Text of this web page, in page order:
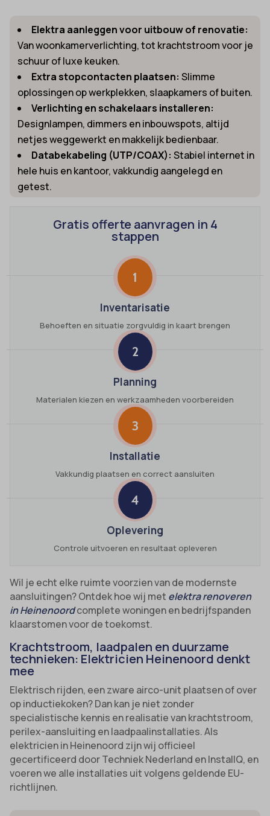
Elektra aanleggen voor uitbouw of renovatie:
Van woonkamerverlichting, tot krachtstroom voor je
schuur of luxe keuken.
Extra stopcontacten plaatsen: Slimme
oplossingen op werkplekken, slaapkamers of buiten.
Verlichting en schakelaars installeren:
Designlampen, dimmers en inbouwspots, altijd
netjes weggewerkt en makkelijk bedienbaar.
Databekabeling (UTP/COAX): Stabiel internet in
hele huis en kantoor, vakkundig aangelegd en
getest.
Gratis offerte aanvragen in 4
stappen
1
Inventarisatie
Behoeften en situatie zorgvuldig in kaart brengen
2
Planning
Materialen kiezen en werkzaamheden voorbereiden
3
Installatie
Vakkundig plaatsen en correct aansluiten
4
Oplevering
Controle uitvoeren en resultaat opleveren
Wil je echt elke ruimte voorzien van de modernste
aansluitingen? Ontdek hoe wij met elektra renoveren
in Heinenoordcomplete woningen en bedrijfspanden
klaarstomen voor de toekomst.
Krachtstroom, laadpalen en duurzame
technieken: Elektricien Heinenoord denkt
mee
Elektrisch rijden, een zware airco-unit plaatsen of over
op inductiekoken? Dan kan je niet zonder
specialistische kennis en realisatie van krachtstroom,
perilex-aansluiting en laadpaalinstallaties. Als
elektricien in Heinenoord zijn wij officieel
gecertificeerd door Techniek Nederland en InstallQ, en
voeren we alle installaties uit volgens geldende EU-
richtlijnen.